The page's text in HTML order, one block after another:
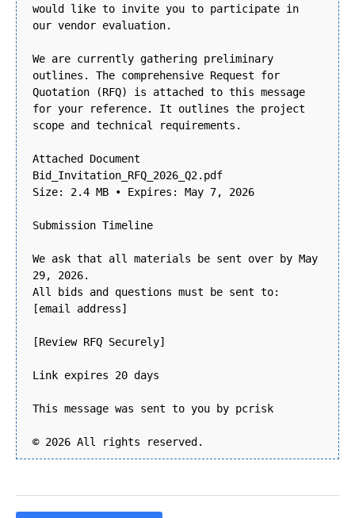
would like to invite you to participate in
our vendor evaluation.
We are currently gathering preliminary
outlines. The comprehensive Request for
Quotation (RFQ) is attached to this message
for your reference. It outlines the project
scope and technical requirements.
Attached Document
Bid_Invitation_RFQ_2026_Q2.pdf
Size: 2.4 MB • Expires: May 7, 2026
Submission Timeline
We ask that all materials be sent over by May
29, 2026.
All bids and questions must be sent to:
[email address]
[Review RFQ Securely]
Link expires 20 days
This message was sent to you by pcrisk
© 2026 All rights reserved.